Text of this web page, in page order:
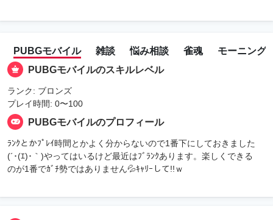
PUBGモバイル 雑談 悩み相談 雀魂
モーニング
PUBGモバイルのスキルレベル
ランク: ブロンズ
プレイ時間: 0〜100
PUBGモバイルのプロフィール
ﾗﾝｸとかﾌﾟﾚｲ時間とかよく分からないので1番下にしておきました
(´･(ｴ)･｀)やってはいるけど最近はﾌﾞﾗﾝｸあります。楽しくできる
のが1番でｶﾞﾁ勢ではありません💦‬ｷｬﾘｰして!!ｗ